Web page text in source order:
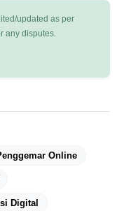
updated as per
any disputes.
Online
Digital